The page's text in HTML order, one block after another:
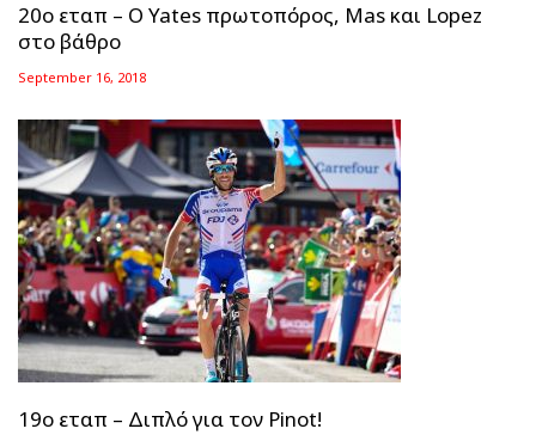
20ο εταπ – Ο Yates πρωτοπόρος, Mas και Lopez
στο βάθρο
September 16, 2018
19ο εταπ – Διπλό για τον Pinot!